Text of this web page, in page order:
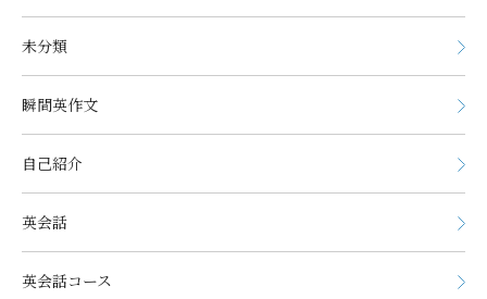
未分類
瞬間英作文
自己紹介
英会話
英会話コース